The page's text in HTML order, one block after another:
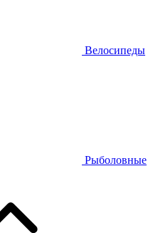
Велосипеды
Рыболовные